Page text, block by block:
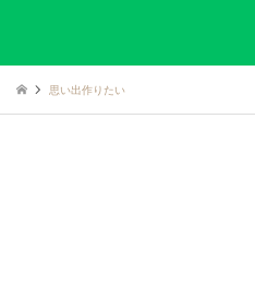
思い出作りたい